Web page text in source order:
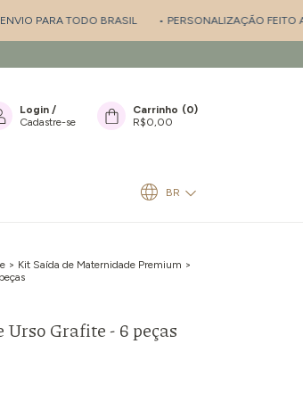
TODO BRASIL • PERSONALIZAÇÃO FEITO A MÃO
Login /
Cadastre-se
Carrinho (0)
R$0,00
BR
> Kit Saída de Maternidade Premium >
Grafite - 6 peças